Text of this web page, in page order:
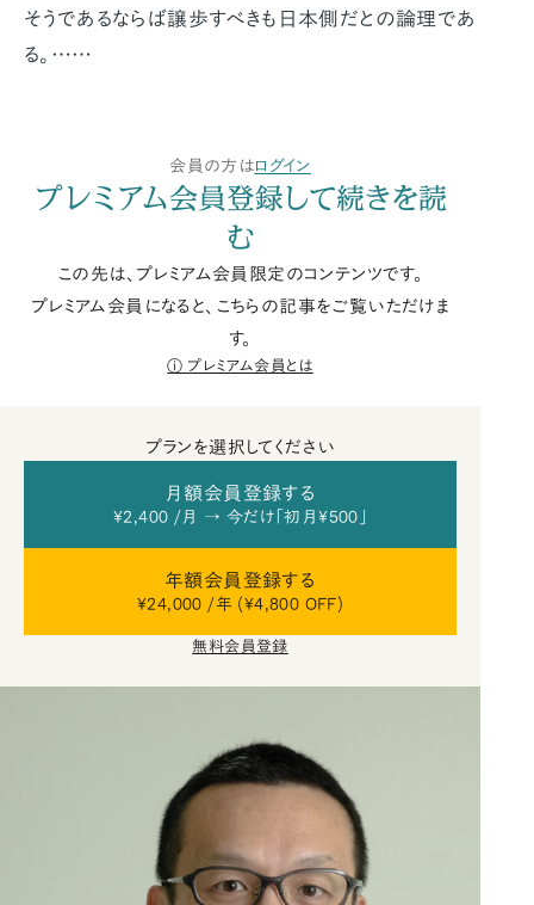
そうであるならば譲歩すべきも日本側だとの論理であ
る。……
会員の方はログイン
プレミアム会員登録して続きを読
む
この先は、プレミアム会員限定のコンテンツです。
プレミアム会員になると、こちらの記事をご覧いただけま
す。
プレミアム会員とは
プランを選択してください
月額会員登録する
¥2,400 /月 → 今だけ「初月¥500」
年額会員登録する
¥24,000 /年 (¥4,800 OFF)
無料会員登録